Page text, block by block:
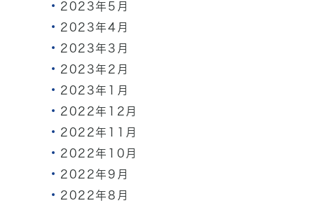
2023年5月
2023年4月
2023年3月
2023年2月
2023年1月
2022年12月
2022年11月
2022年10月
2022年9月
2022年8月